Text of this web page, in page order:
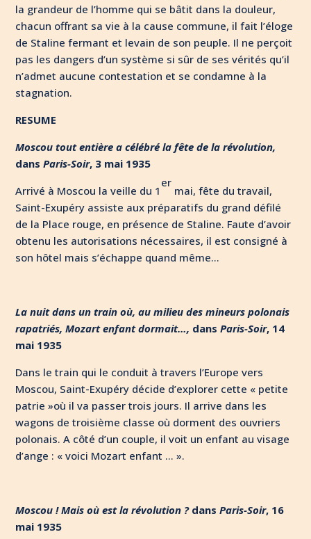
la grandeur de l’homme qui se bâtit dans la douleur,
chacun offrant sa vie à la cause commune, il fait l’éloge
de Staline fermant et levain de son peuple. Il ne perçoit
pas les dangers d’un système si sûr de ses vérités qu’il
n’admet aucune contestation et se condamne à la
stagnation.
RESUME
Moscou tout entière a célébré la fête de la révolution,
dansParis-Soir, 3 mai 1935
Arrivé à Moscou la veille du 1
er
mai, fête du travail,
Saint-Exupéry assiste aux préparatifs du grand défilé
de la Place rouge, en présence de Staline. Faute d’avoir
obtenu les autorisations nécessaires, il est consigné à
son hôtel mais s’échappe quand même…
La nuit dans un train où, au milieu des mineurs polonais
rapatriés, Mozart enfant dormait…, dansParis-Soir, 14
mai 1935
Dans le train qui le conduit à travers l’Europe vers
Moscou, Saint-Exupéry décide d’explorer cette « petite
patrie »où il va passer trois jours. Il arrive dans les
wagons de troisième classe où dorment des ouvriers
polonais. A côté d’un couple, il voit un enfant au visage
d’ange : « voici Mozart enfant … ».
Moscou ! Mais où est la révolution ?dansParis-Soir, 16
mai 1935